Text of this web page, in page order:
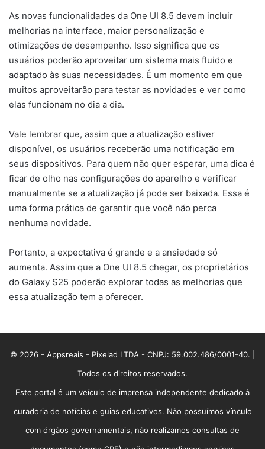
As novas funcionalidades da One UI 8.5 devem incluir
melhorias na interface, maior personalização e
otimizações de desempenho. Isso significa que os
usuários poderão aproveitar um sistema mais fluido e
adaptado às suas necessidades. É um momento em que
muitos aproveitarão para testar as novidades e ver como
elas funcionam no dia a dia.
Vale lembrar que, assim que a atualização estiver
disponível, os usuários receberão uma notificação em
seus dispositivos. Para quem não quer esperar, uma dica é
ficar de olho nas configurações do aparelho e verificar
manualmente se a atualização já pode ser baixada. Essa é
uma forma prática de garantir que você não perca
nenhuma novidade.
Portanto, a expectativa é grande e a ansiedade só
aumenta. Assim que a One UI 8.5 chegar, os proprietários
do Galaxy S25 poderão explorar todas as melhorias que
essa atualização tem a oferecer.
© 2026 - Appsreais - Pixelad LTDA - CNPJ: 59.002.486/0001-40. |
Todos os direitos reservados.
Este portal é um veículo de imprensa independente dedicado à
curadoria de notícias e guias educativos. Não possuímos vínculo
com órgãos governamentais, não realizamos consultas de